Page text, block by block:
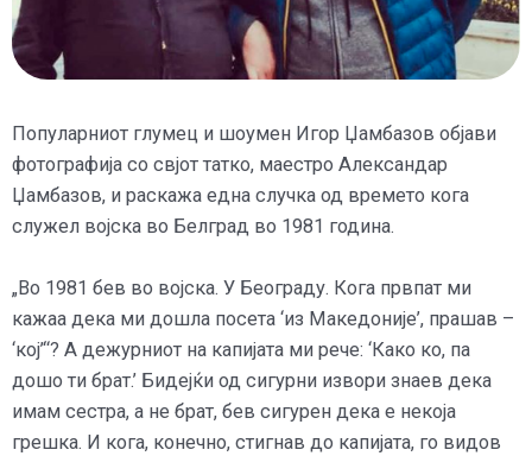
Популарниот глумец и шоумен Игор Џамбазов објави
фотографија со свјот татко, маестро Александар
Џамбазов, и раскажа една случка од времето кога
служел војска во Белград во 1981 година.
„Во 1981 бев во војска. У Београду. Кога првпат ми
кажаа дека ми дошла посета ‘из Македоније’, прашав –
‘кој’“? А дежурниот на капијата ми рече: ‘Како ко, па
дошо ти брат.’ Бидејќи од сигурни извори знаев дека
имам сестра, а не брат, бев сигурен дека е некоја
грешка. И кога, конечно, стигнав до капијата, го видов